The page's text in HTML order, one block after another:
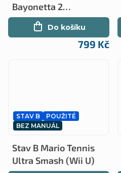
Bayonetta 2
kompletní (Wii U)
799 Kč
Do košíku
STAV B
POUŽITÉ
BEZ MANUÁL
Stav B Mario Tennis
Ultra Smash (Wii U)